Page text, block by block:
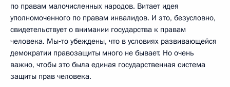
по правам малочисленных народов. Витает идея
уполномоченного по правам инвалидов. И это, безусловно,
свидетельствует о внимании государства к правам
человека. Мы‑то убеждены, что в условиях развивающейся
демократии правозащиты много не бывает. Но очень
важно, чтобы это была единая государственная система
защиты прав человека.